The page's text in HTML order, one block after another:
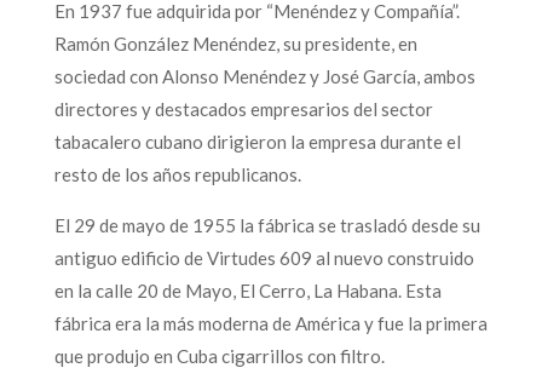
En 1937 fue adquirida por “Menéndez y Compañía”.
Ramón González Menéndez, su presidente, en
sociedad con Alonso Menéndez y José García, ambos
directores y destacados empresarios del sector
tabacalero cubano dirigieron la empresa durante el
resto de los años republicanos.
El 29 de mayo de 1955 la fábrica se trasladó desde su
antiguo edificio de Virtudes 609 al nuevo construido
en la calle 20 de Mayo, El Cerro, La Habana. Esta
fábrica era la más moderna de América y fue la primera
que produjo en Cuba cigarrillos con filtro.